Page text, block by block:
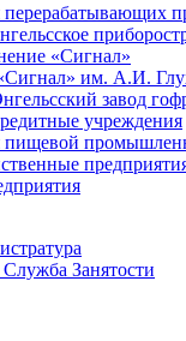
«Сигнал»
им. А.И.
завод
учреждения
пищевой